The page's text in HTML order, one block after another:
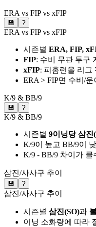
ERA vs FIP vs xFIP
💾 ?
ERA vs FIP vs xFIP
시즌별 ERA, FIP,
FIP: 수비 무관 투구
xFIP: 피홈런을 리그
ERA > FIP면 수비/
K/9 & BB/9
💾 ?
K/9 & BB/9
시즌별 9이닝당 삼진
K/9이 높고 BB/9이
K/9 - BB/9 차이가 클
삼진/사사구 추이
💾 ?
삼진/사사구 추이
시즌별 삼진(SO)과
이닝 소화량에 따라